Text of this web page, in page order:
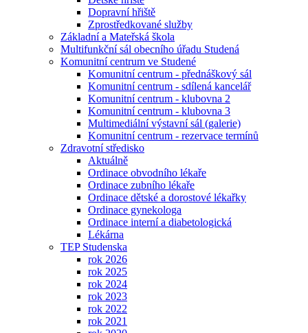
Dopravní hřiště
Zprostředkované služby
Základní a Mateřská škola
Multifunkční sál obecního úřadu Studená
Komunitní centrum ve Studené
Komunitní centrum - přednáškový sál
Komunitní centrum - sdílená kancelář
Komunitní centrum - klubovna 2
Komunitní centrum - klubovna 3
Multimediální výstavní sál (galerie)
Komunitní centrum - rezervace termínů
Zdravotní středisko
Aktuálně
Ordinace obvodního lékaře
Ordinace zubního lékaře
Ordinace dětské a dorostové lékařky
Ordinace gynekologa
Ordinace interní a diabetologická
Lékárna
TEP Studenska
rok 2026
rok 2025
rok 2024
rok 2023
rok 2022
rok 2021